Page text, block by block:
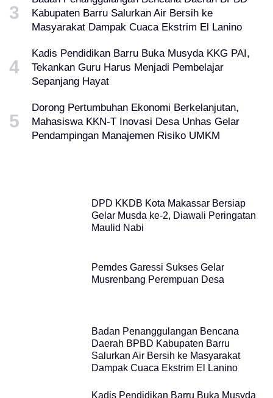
Kabupaten Barru Salurkan Air Bersih ke
Masyarakat Dampak Cuaca Ekstrim El Lanino
Kadis Pendidikan Barru Buka Musyda KKG PAI,
Tekankan Guru Harus Menjadi Pembelajar
Sepanjang Hayat
Dorong Pertumbuhan Ekonomi Berkelanjutan,
Mahasiswa KKN-T Inovasi Desa Unhas Gelar
Pendampingan Manajemen Risiko UMKM
DPD KKDB Kota Makassar Bersiap
Gelar Musda ke-2, Diawali Peringatan
Maulid Nabi
Pemdes Garessi Sukses Gelar
Musrenbang Perempuan Desa
Badan Penanggulangan Bencana
Daerah BPBD Kabupaten Barru
Salurkan Air Bersih ke Masyarakat
Dampak Cuaca Ekstrim El Lanino
Kadis Pendidikan Barru Buka Musyda